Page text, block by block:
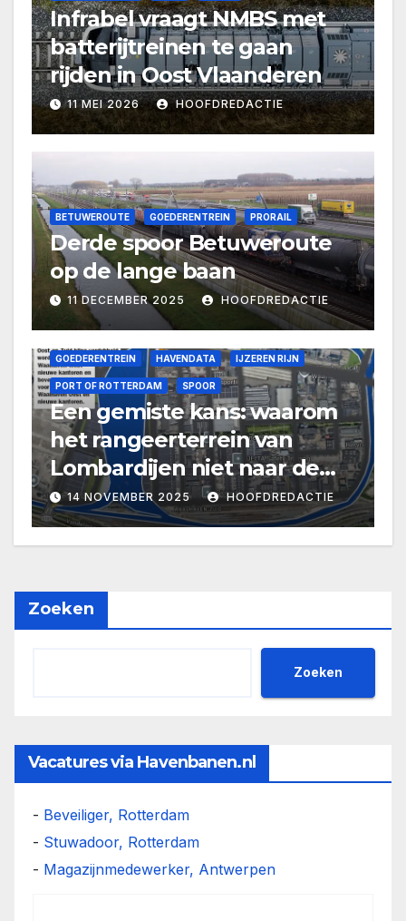
Infrabel vraagt NMBS met
batterijtreinen te gaan
rijden in Oost Vlaanderen
11 MEI 2026 HOOFDREDACTIE
BETUWEROUTE GOEDERENTREIN PRORAIL
Derde spoor Betuweroute
op de lange baan
11 DECEMBER 2025 HOOFDREDACTIE
GOEDERENTREIN HAVENDATA IJZEREN RIJN
PORT OF ROTTERDAM SPOOR
Een gemiste kans: waarom
het rangeerterrein van
Lombardijen niet naar de
Maasvlakte, maar naar de
Waalhaven zou moeten
verhuizen
14 NOVEMBER 2025 HOOFDREDACTIE
Zoeken
Zoeken
Vacatures via Havenbanen.nl
- Beveiliger, Rotterdam
- Stuwadoor, Rotterdam
- Magazijnmedewerker, Antwerpen